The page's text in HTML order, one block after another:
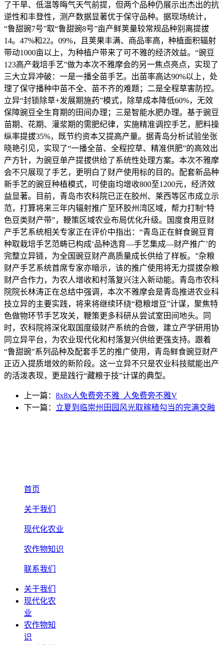
了干旱、低温等晦气天气前提，但两个品种仍展示出杰出的抗
逆性和丰登性，测产数据显著优于保守品种。据现场统计，
“鲁甜豌7号”取“鲁甜豌8号”亩产鲜荚量较常规品种别离提拔
14。47%和22。09%，且荚果丰满、商品率高，种植面积辐射
带动1000亩以上，为种植户带来了可不雅的经济效益。“豌豆
123高产栽培手艺”做为本次不雅摩会的另一焦点亮点，实现了
三大立异冲破：一是一播全苗手艺。出苗率高达90%以上，处
理了保守播种中苗不全、苗不齐的难题；二是全程草害防控。
立异“封锁除草+发展期施药”模式，除草成本降低60%，无效
保障豌豆全生育期的田间办理；三是智能水肥办理。基于豌豆
苗期、花期、灌浆期的需肥纪律，实施精准调控手艺，肥料操
纵率提拔35%，既节约资本又提高产量。据青岛分析试验坐张
晓艳引见，实现了“一播全苗、全程控草、精准供肥”的高效出
产方针，为豌豆单产提拔供给了系统性处理方案。本次不雅摩
会不只展现了手艺，更明白了财产使用标的目的。配套新品种
新手艺的豌豆种植模式，可使亩均增收800至1200元，经济效
益显著。目前，青岛市农科院已正在胶州、莱西等区市成立示
范，打算将来三年内辐射推广至环胶州湾区域，帮力打制“特
色豆类财产带”，鞭策区域农业布局优化升级。国度食用豆财
产手艺系统相关专家正在评价中指出：“青岛正在鲜食豌豆育
种取栽培手艺范畴已构成‘品种选育—手艺集成—财产推广’的
完整立异链，为全国豌豆财产高质量成长供给了样板。”杂粮
财产手艺系统首席专家亦暗示，该的推广使用将无力提拔杂粮
财产合作力，为农人增收和村落复兴注入新动能。青岛市农科
院院长林涛正在总结中强调，本次不雅摩会是青岛推进农业科
技立异的主要实践，将来将继续环绕“稳粮增豆”计谋，聚焦特
色做物环节手艺攻关，鞭策更多科研从尝试室田间地头。同
时，农科院将深化取国度级财产系统的合做，建立产学研用协
同立异平台，为农业现代化和村落复兴供给更强支持。跟着
“鲁甜豌”系列品种及配套手艺的推广使用，青岛鲜食豌豆财产
正迈入提质增效的新阶段。这一立异不只是农业科技赋能出产
的活泼表现，更是践行“藏粮于技”计谋的典型。
上一篇： 8x8x人免费旁不雅_人免费旁不雅V
下一篇： 立夏到临崇州田园风光取稼穑勾当的完满交融
首页
关于我们
现代化农业
农作物知识
联系我们
关于我们
现代化农
业
农作物知
识